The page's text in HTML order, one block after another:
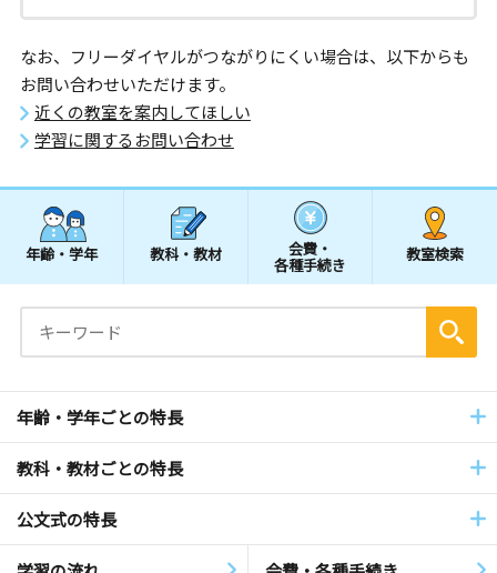
なお、フリーダイヤルがつながりにくい場合は、以下からも
お問い合わせいただけます。
近くの教室を案内してほしい
学習に関するお問い合わせ
年齢・学年 教科・教材 会費・
各種手続き
教室検索
年齢・学年ごとの特長
教科・教材ごとの特長
公文式の特長